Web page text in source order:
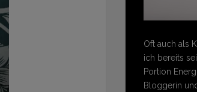
Oft auch als
ich bereits
Portion
Bloggerin